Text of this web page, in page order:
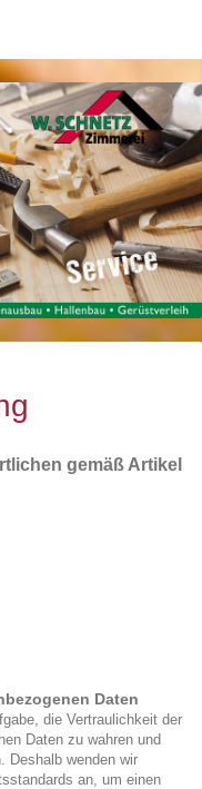
gemäß Artikel
Daten
die Vertraulichkeit der
Daten zu wahren und
Deshalb wenden wir
an, um einen